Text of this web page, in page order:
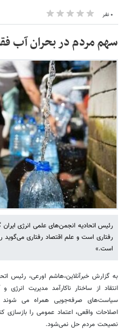
۰ نفر
سهم مردم در بحران آب فقط ۶ درصد
رئیس اتحادیه انجمن‌های علمی انرژی
رفتاری است و علم اقتصاد رفتاری
است.»
به گزارش خبرآنلاین،هاشم اورعی، رئیس
انتقاد از ساختار ناکارآمد مدیریت
سیاست‌های صرفه‌جویی همراه می
اصلاحات واقعی، اعتماد عمومی را بازسازی
نصیحت مردم حل نمی‌شود.